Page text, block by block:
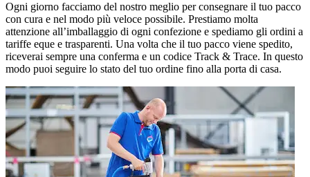
Ogni giorno facciamo del nostro meglio per consegnare il tuo pacco
con cura e nel modo più veloce possibile. Prestiamo molta
attenzione all’imballaggio di ogni confezione e spediamo gli ordini a
tariffe eque e trasparenti. Una volta che il tuo pacco viene spedito,
riceverai sempre una conferma e un codice Track & Trace. In questo
modo puoi seguire lo stato del tuo ordine fino alla porta di casa.